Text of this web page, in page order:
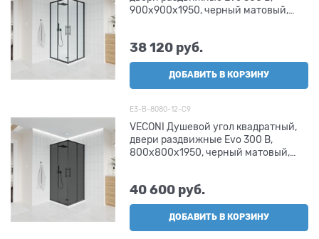
900х900x1950, черный матовый,
38 120 руб.
ДОБАВИТЬ В КОРЗИНУ
E3-B-8080-12-C9
VECONI Душевой угол квадратный,
двери раздвижные Evo 300 B,
800х800x1950, черный матовый,
40 600 руб.
ДОБАВИТЬ В КОРЗИНУ